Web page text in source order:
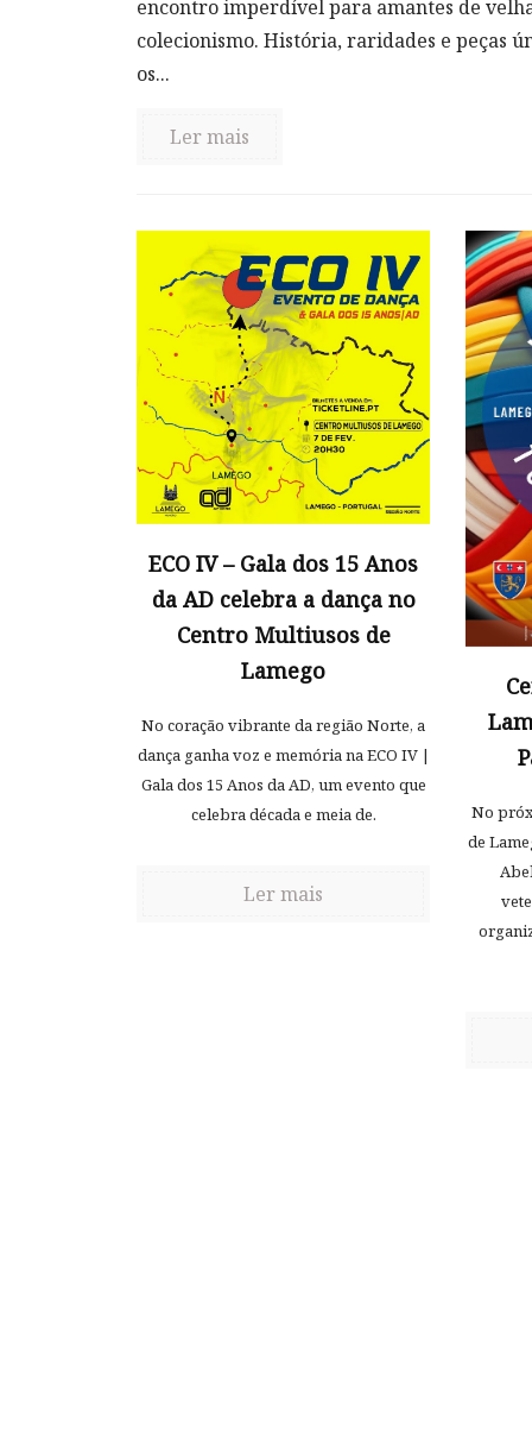
encontro imperdível para amantes de
colecionismo. História, raridades e peças
os...
Ler mais
ECO IV – Gala dos 15 Anos
da AD celebra a dança no
Centro Multiusos de
Lamego
No coração vibrante da região Norte, a
dança ganha voz e memória na ECO IV |
Gala dos 15 Anos da AD, um evento que
celebra década e meia de.
Ler mais
No
de